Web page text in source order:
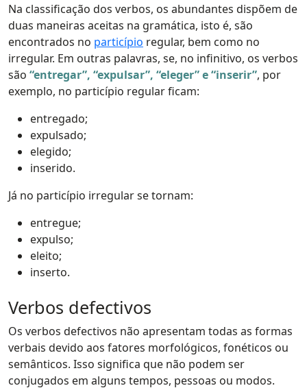
Na classificação dos verbos, os abundantes dispõem de
duas maneiras aceitas na gramática, isto é, são
encontrados no particípio regular, bem como no
irregular. Em outras palavras, se, no infinitivo, os verbos
são “entregar”, “expulsar”, “eleger” e “inserir”, por
exemplo, no particípio regular ficam:
entregado;
expulsado;
elegido;
inserido.
Já no particípio irregular se tornam:
entregue;
expulso;
eleito;
inserto.
Verbos defectivos
Os verbos defectivos não apresentam todas as formas
verbais devido aos fatores morfológicos, fonéticos ou
semânticos. Isso significa que não podem ser
conjugados em alguns tempos, pessoas ou modos.